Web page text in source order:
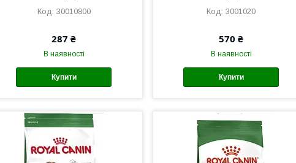
30010800
287 ₴
В наявності
Купити
3001020
570 ₴
В наявності
Купити